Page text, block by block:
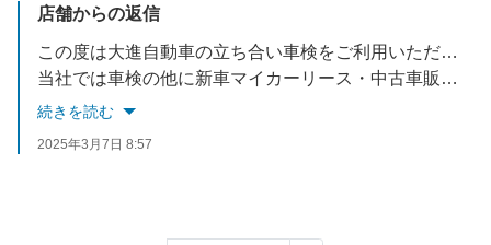
店舗からの返信
この度は大進自動車の立ち合い車検をご利用いただきありがとうございました！今後もお客様目線で丁寧かつ分かりやすい説明を心がけ、安心してお任せいただけるサービスに努めてまいります。
当社では車検の他に新車マイカーリース・中古車販売・キズヘコミ直し・万が一の事故受付・保険の見直しなどお車の事はトータルサポートさせていただいております。何かございましたらぜひご相談くださいね。またのご来店を心よりお待ちしております！
続きを読む
2025年3月7日 8:57